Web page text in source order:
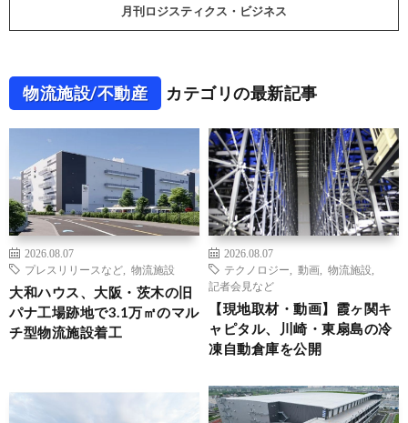
月刊ロジスティクス・ビジネス
物流施設/不動産 カテゴリの最新記事
2026.08.07
プレスリリースなど
物流施設
大和ハウス、大阪・茨木の旧
パナ工場跡地で3.1万㎡のマル
チ型物流施設着工
2026.08.07
テクノロジー
動画 物流施設
記者会見など
【現地取材・動画】霞ヶ関キ
ャピタル、川崎・東扇島の冷
凍自動倉庫を公開